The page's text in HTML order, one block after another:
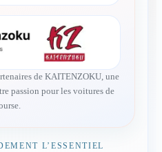
de KAITENZOKU, une
passion pour les voitures de
L’ESSENTIEL